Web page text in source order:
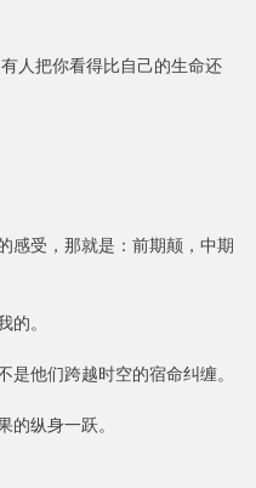
人把你看得比自己的生命还
感受，那就是：前期颠，中期
。
他们跨越时空的宿命纠缠。
纵身一跃。